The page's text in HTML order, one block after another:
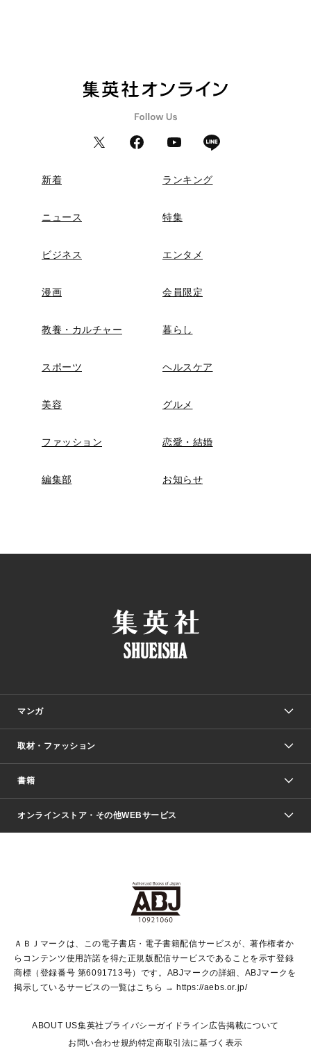
新着 ランキング
ニュース 特集
ビジネス エンタメ
漫画 会員限定
教養・カルチャー 暮らし
スポーツ ヘルスケア
美容 グルメ
ファッション 恋愛・結婚
編集部 お知らせ
マンガ
少年マンガ
Vジャンプ
ジャンプルーキー！
ジャンプTOON
S-MANGA
集英社ジャンプリミックス
集英社コミック文庫
週刊ヤングジャンプ
ウルトラジャンプ
少女マンガ
リマコミ＋
マンガMeets
月刊オフィスユー
取材・ファッション
Seventeen
LEE
Marisol
T JAPAN:The New York Times Style Magazine
芸能・情報・スポーツ
パラスポ＋！
書籍
文芸・文庫・総合
青春と読書
アジア人物史
集英社新書
集英社新書プラス
よみタイ
ライトノベル・ノベライズ
集英社Webマガジン Cobalt
集英社オレンジ文庫
シフォン文庫
JUMP j BOOKS
集英社みらい文庫
S-KIDS.LAND
オンラインストア・その他WEBサービス
SHUEISHA MANGA-ART HERITAGE
HAPPY PLUS STORE
shueisha vox
SHOP Marisol
EDITOR'S LAB
ＡＢＪマークは、この電子書店・電子書籍配信サービスが、著作権者か
らコンテンツ使用許諾を得た正規版配信サービスであることを示す登録
商標（登録番号 第6091713号）です。ABJマークの詳細、ABJマークを
掲示しているサービスの一覧はこちら → https://aebs.or.jp/
ABOUT US集英社プライバシーガイドライン 広告掲載について
お問い合わせ規約特定商取引法に基づく表示